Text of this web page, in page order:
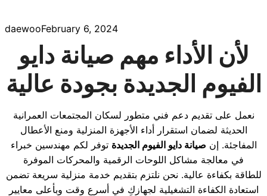
daewooFebruary 6, 2024
لأن الأداء مهم صيانة دايو
الفيوم الجديدة بجودة عالية
نعمل على تقديم دعم فني متطور لسكان المجتمعات العمرانية
الحديثة لضمان استقرار أداء الأجهزة المنزلية ومنع الأعطال
المفاجئة. إن صيانة دايو الفيوم الجديدة توفر لكم مهندسين خبراء
في معالجة مشاكل اللوحات الرقمية والمحركات الموفرة
للطاقة بكفاءة عالية. نحن نلتزم بتقديم خدمة منزلية سريعة تضمن
استعادة الكفاءة التشغيلية لجهازكِ في أسرع وقت وبأعلى معايير